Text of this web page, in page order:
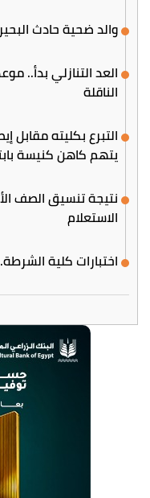
والد ضحية حادث
العد التنازلي بدأ..
الناقلة
يتهم كاهن كنيسة
الاستعلام
اختبارات كلية